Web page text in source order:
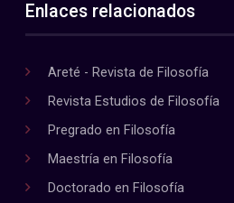
Enlaces relacionados
Areté - Revista de Filosofía
Revista Estudios de Filosofía
Pregrado en Filosofía
Maestría en Filosofía
Doctorado en Filosofía